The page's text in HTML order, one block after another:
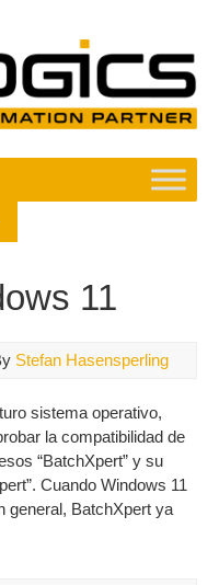
11
Stefan Hasensperling
sistema operativo,
la compatibilidad de
“BatchXpert” y su
Cuando Windows 11
general, BatchXpert ya